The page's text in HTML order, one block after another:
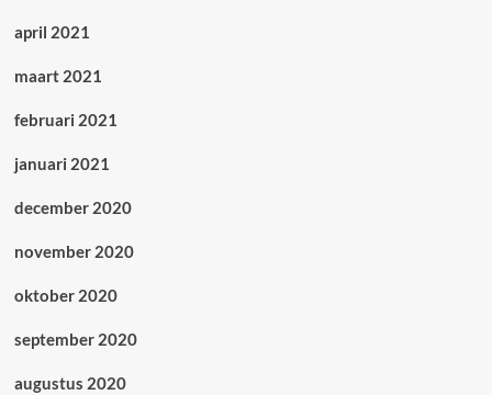
april 2021
maart 2021
februari 2021
januari 2021
december 2020
november 2020
oktober 2020
september 2020
augustus 2020